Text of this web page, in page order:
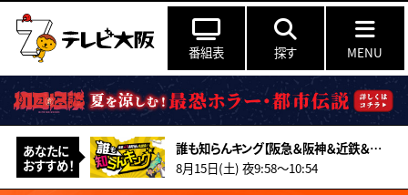
番組表 探す MENU
あなたに
おすすめ！
誰も知らんキング【阪急＆阪神＆近鉄＆南海＆メトロ…鉄道ミステリー2026夏】
8月15日(土) 夜9:58〜10:54